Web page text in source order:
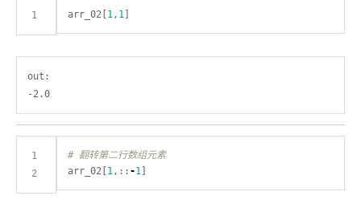
1 arr_02[ 1, 1
out:
-2.0
1
2
# 翻转第二行数组元素
arr_02[ 1,:: -1